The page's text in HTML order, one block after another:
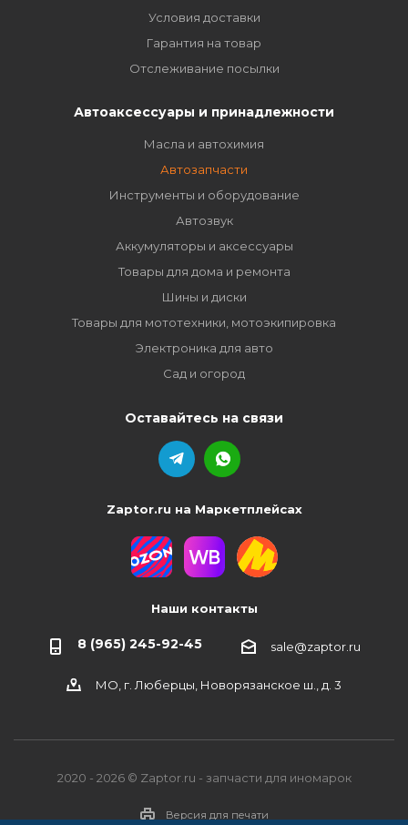
Условия доставки
Гарантия на товар
Отслеживание посылки
Автоаксессуары и принадлежности
Масла и автохимия
Автозапчасти
Инструменты и оборудование
Автозвук
Аккумуляторы и аксессуары
Товары для дома и ремонта
Шины и диски
Товары для мототехники, мотоэкипировка
Электроника для авто
Сад и огород
Оставайтесь на связи
Zaptor.ru на Маркетплейсах
Наши контакты
8 (965) 245-92-45 sale@zaptor.ru
МО, г. Люберцы, Новорязанское ш., д. 3
2020 - 2026 © Zaptor.ru - запчасти для иномарок
Версия для печати